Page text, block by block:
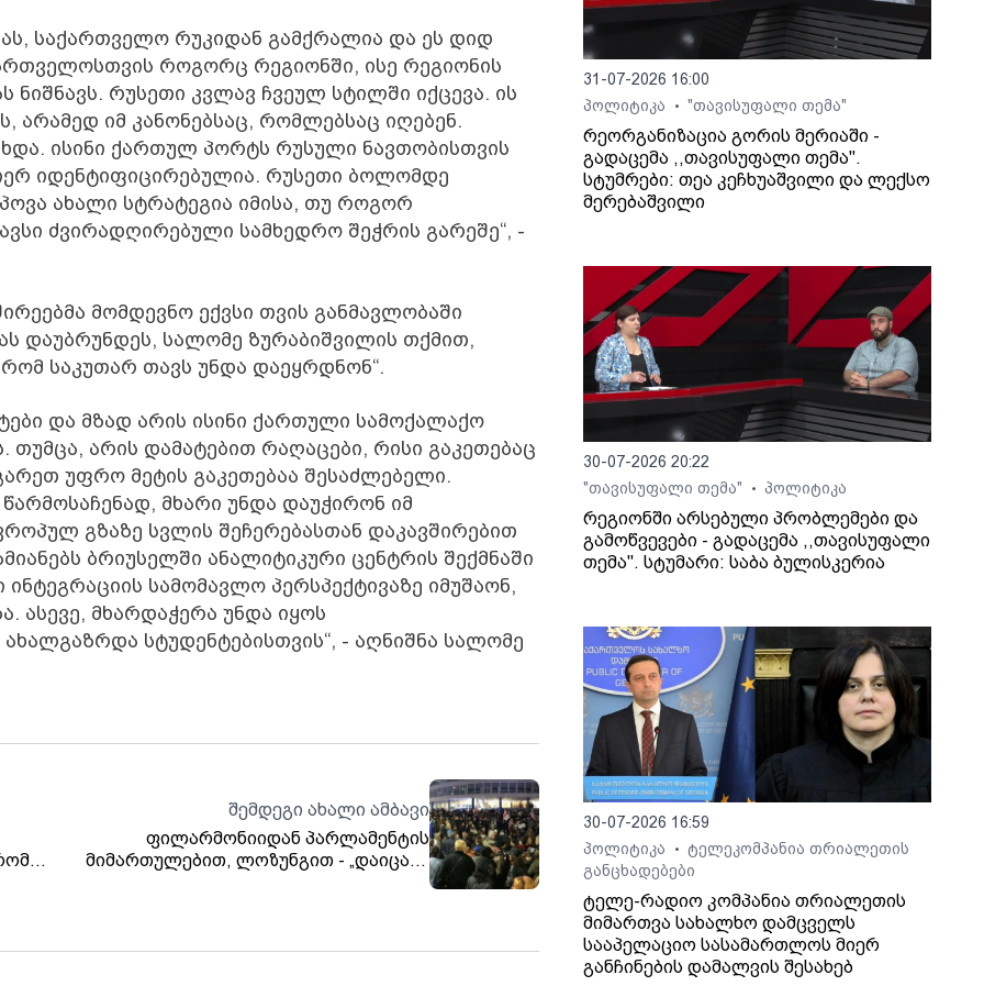
საქართველო რუკიდან გამქრალია და ეს დიდ
როგორც რეგიონში, ისე რეგიონის
რუსეთი კვლავ ჩვეულ სტილში იქცევა. ის
იმ კანონებსაც, რომლებსაც იღებენ.
ისინი ქართულ პორტს რუსული ნავთობისთვის
იდენტიფიცირებულია. რუსეთი ბოლომდე
ახალი სტრატეგია იმისა, თუ როგორ
ძვირადღირებული სამხედრო შეჭრის გარეშე“, -
მომდევნო ექვსი თვის განმავლობაში
დაუბრუნდეს, სალომე ზურაბიშვილის თქმით,
საკუთარ თავს უნდა დაეყრდნონ“.
და მზად არის ისინი ქართული სამოქალაქო
არის დამატებით რაღაცები, რისი გაკეთებაც
უფრო მეტის გაკეთებაა შესაძლებელი.
მხარი უნდა დაუჭირონ იმ
გზაზე სვლის შეჩერებასთან დაკავშირებით
ბრიუსელში ანალიტიკური ცენტრის შექმნაში
სამომავლო პერსპექტივაზე იმუშაონ,
ასევე, მხარდაჭერა უნდა იყოს
სტუდენტებისთვის“, - აღნიშნა სალომე
შემდეგი ახალი ამბავი
ფილარმონიიდან პარლამენტის
მიმართულებით, ლოზუნგით - „დაიცავი
განათლება“ საპროტესტო მარში
შეიკრიბნენ, სადაც თსუ-ის პირველი
31-07-2026 16:00
პოლიტიკა
• "თავისუფალი თემა"
რეორგანიზაცია გორის მერიაში -
გადაცემა ,,თავისუფალი თემა".
სტუმრები: თეა კეჩხუაშვილი და ლექსო
მერებაშვილი
30-07-2026 20:22
"თავისუფალი თემა"
• პოლიტიკა
რეგიონში არსებული პრობლემები და
გამოწვევები - გადაცემა ,,თავისუფალი
თემა". სტუმარი: საბა ბულისკერია
30-07-2026 16:59
პოლიტიკა
•
ტელეკომპანია თრიალეთის
განცხადებები
ტელე-რადიო კომპანია თრიალეთის
მიმართვა სახალხო დამცველს
სააპელაციო სასამართლოს მიერ
განჩინების დამალვის შესახებ